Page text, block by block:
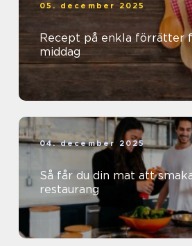
05. december 2025
Recept på enkla förrätter
middag
04. december 2025
Så får du din mat att
restaurang